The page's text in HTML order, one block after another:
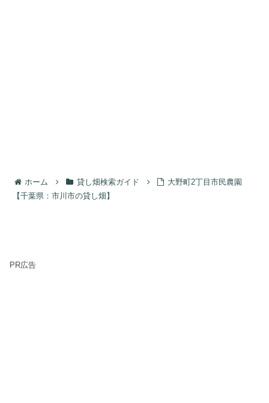
ホーム 貸し畑検索ガイド
大野町2丁目市民農園
【千葉県：市川市の貸し畑】
PR広告